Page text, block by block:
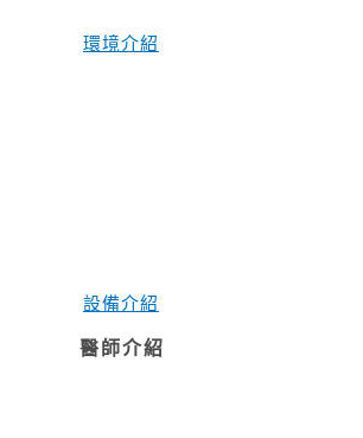
環境介紹
設備介紹
醫師介紹